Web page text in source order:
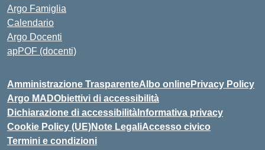
Argo Famiglia
Calendario
Argo Docenti
apPOF (docenti)
Amministrazione TrasparenteAlbo onlinePrivacy Policy
Argo MADObiettivi di accessibilità
Dichiarazione di accessibilità Informativa privacy
Cookie Policy (UE)Note LegaliAccesso civico
Termini e condizioni